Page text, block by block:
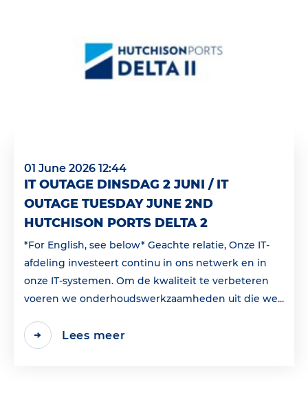
01 June 2026 12:44
IT OUTAGE DINSDAG 2 JUNI / IT
OUTAGE TUESDAY JUNE 2ND
HUTCHISON PORTS DELTA 2
*For English, see below* Geachte relatie, Onze IT-
afdeling investeert continu in ons netwerk en in
onze IT-systemen. Om de kwaliteit te verbeteren
voeren we onderhoudswerkzaamheden uit die we...
Lees meer